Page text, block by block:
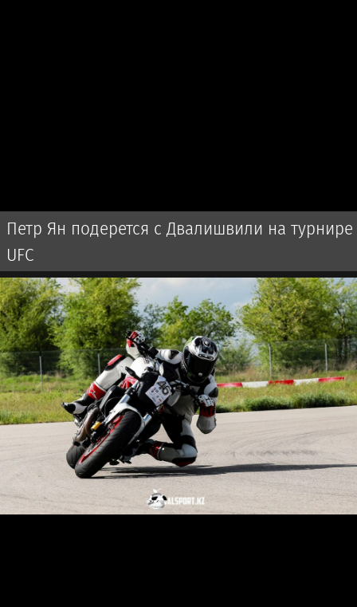
Петр Ян подерется с Двалишвили на турнире
UFC